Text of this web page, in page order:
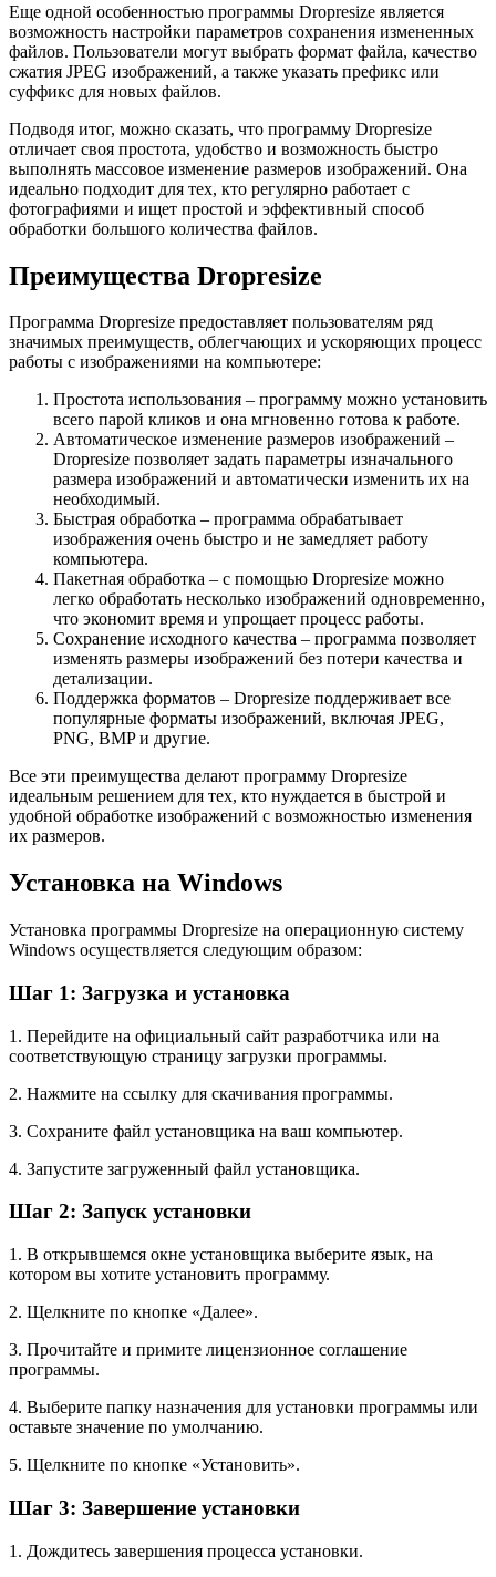
Еще одной особенностью программы Dropresize является
возможность настройки параметров сохранения измененных
файлов. Пользователи могут выбрать формат файла, качество
сжатия JPEG изображений, а также указать префикс или
суффикс для новых файлов.
Подводя итог, можно сказать, что программу Dropresize
отличает своя простота, удобство и возможность быстро
выполнять массовое изменение размеров изображений. Она
идеально подходит для тех, кто регулярно работает с
фотографиями и ищет простой и эффективный способ
обработки большого количества файлов.
Преимущества Dropresize
Программа Dropresize предоставляет пользователям ряд
значимых преимуществ, облегчающих и ускоряющих процесс
работы с изображениями на компьютере:
Простота использования – программу можно установить
всего парой кликов и она мгновенно готова к работе.
Автоматическое изменение размеров изображений –
Dropresize позволяет задать параметры изначального
размера изображений и автоматически изменить их на
необходимый.
Быстрая обработка – программа обрабатывает
изображения очень быстро и не замедляет работу
компьютера.
Пакетная обработка – с помощью Dropresize можно
легко обработать несколько изображений одновременно,
что экономит время и упрощает процесс работы.
Сохранение исходного качества – программа позволяет
изменять размеры изображений без потери качества и
детализации.
Поддержка форматов – Dropresize поддерживает все
популярные форматы изображений, включая JPEG,
PNG, BMP и другие.
Все эти преимущества делают программу Dropresize
идеальным решением для тех, кто нуждается в быстрой и
удобной обработке изображений с возможностью изменения
их размеров.
Установка на Windows
Установка программы Dropresize на операционную систему
Windows осуществляется следующим образом:
Шаг 1: Загрузка и установка
1. Перейдите на официальный сайт разработчика или на
соответствующую страницу загрузки программы.
2. Нажмите на ссылку для скачивания программы.
3. Сохраните файл установщика на ваш компьютер.
4. Запустите загруженный файл установщика.
Шаг 2: Запуск установки
1. В открывшемся окне установщика выберите язык, на
котором вы хотите установить программу.
2. Щелкните по кнопке «Далее».
3. Прочитайте и примите лицензионное соглашение
программы.
4. Выберите папку назначения для установки программы или
оставьте значение по умолчанию.
5. Щелкните по кнопке «Установить».
Шаг 3: Завершение установки
1. Дождитесь завершения процесса установки.